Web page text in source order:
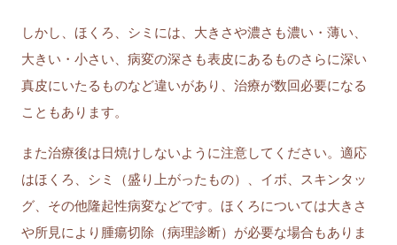
しかし、ほくろ、シミには、大きさや濃さも濃い・薄い、
大きい・小さい、病変の深さも表皮にあるものさらに深い
真皮にいたるものなど違いがあり、治療が数回必要になる
こともあります。
また治療後は日焼けしないように注意してください。適応
はほくろ、シミ（盛り上がったもの）、イボ、スキンタッ
グ、その他隆起性病変などです。ほくろについては大きさ
や所見により腫瘍切除（病理診断）が必要な場合もありま